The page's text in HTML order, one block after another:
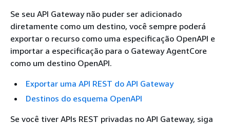
Se seu API Gateway não puder ser adicionado
diretamente como um destino, você sempre poderá
exportar o recurso como uma especificação OpenAPI e
importar a especificação para o Gateway AgentCore
como um destino OpenAPI.
Exportar uma API REST do API Gateway
Destinos do esquema OpenAPI
Se você tiver APIs REST privadas no API Gateway, siga